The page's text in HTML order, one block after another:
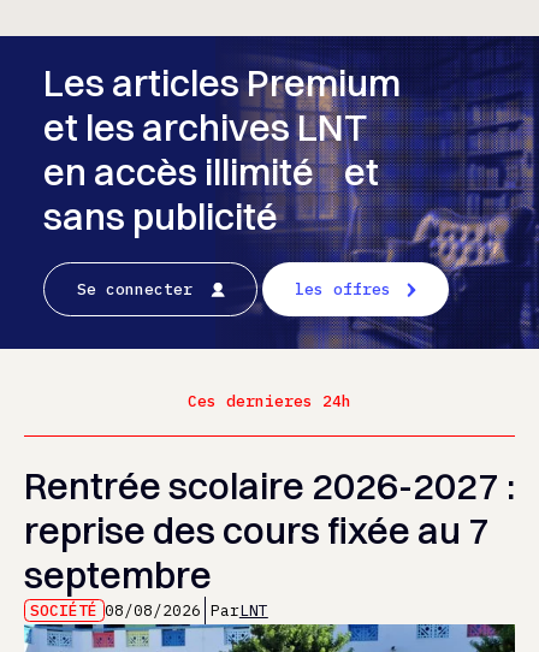
Les articles Premium
et les archives LNT
en accès illimité et
sans publicité
Se connecter les offres
Ces dernieres 24h
Rentrée scolaire 2026-2027 :
reprise des cours fixée au 7
septembre
SOCIÉTÉ 08/08/2026 ParLNT